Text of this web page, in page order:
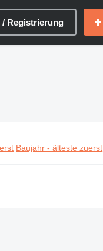
/ Registrierung
Baujahr - älteste zuerst